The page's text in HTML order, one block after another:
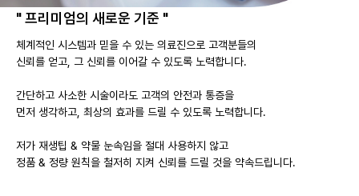
" 프리미엄의 새로운 기준 "
체계적인 시스템과 믿을 수 있는 의료진으로 고객분들의
신뢰를 얻고, 그 신뢰를 이어갈 수 있도록 노력합니다.
간단하고 사소한 시술이라도 고객의 안전과 통증을
먼저 생각하고, 최상의 효과를 드릴 수 있도록 노력합니다.
저가 재생팁 & 약물 눈속임을 절대 사용하지 않고
정품 & 정량 원칙을 철저히 지켜 신뢰를 드릴 것을 약속드립니다.